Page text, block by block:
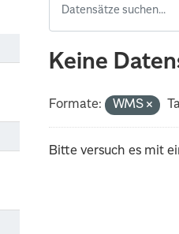
Keine
Formate: WMS
Bitte versuch es mit